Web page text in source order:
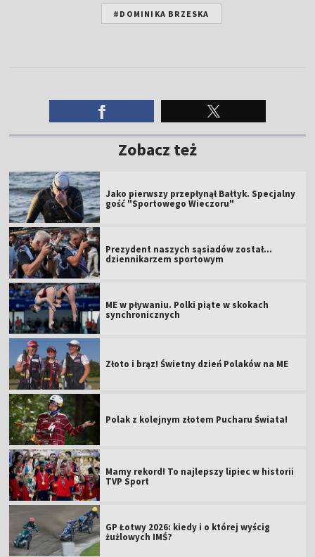
#DOMINIKA BRZESKA
Zobacz też
Jako pierwszy przepłynął Bałtyk. Specjalny
gość "Sportowego Wieczoru"
Prezydent naszych sąsiadów został...
dziennikarzem sportowym
ME w pływaniu. Polki piąte w skokach
synchronicznych
Złoto i brąz! Świetny dzień Polaków na ME
Polak z kolejnym złotem Pucharu Świata!
Mamy rekord! To najlepszy lipiec w historii
TVP Sport
GP Łotwy 2026: kiedy i o której wyścig
żużlowych IMŚ?